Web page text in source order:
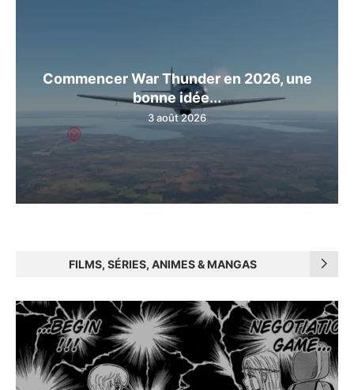
Commencer War Thunder en 2026, une
bonne idée...
3 août 2026
FILMS, SÉRIES, ANIMES & MANGAS